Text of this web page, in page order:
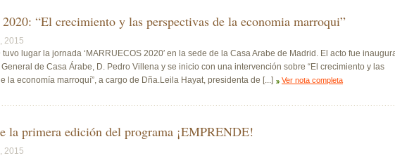
“El crecimiento y las perspectivas de la economia marroqui”
2015
tuvo lugar la jornada ‘MARRUECOS 2020′ en la sede de la Casa Arabe de Madrid. El acto fue
de Casa Árabe, D. Pedro Villena y se inicio con una intervención sobre “El crecimiento y las
la economía marroquí”, a cargo de Dña.Leila Hayat, presidenta de [...]
Ver nota completa
la primera edición del programa ¡EMPRENDE!
2015